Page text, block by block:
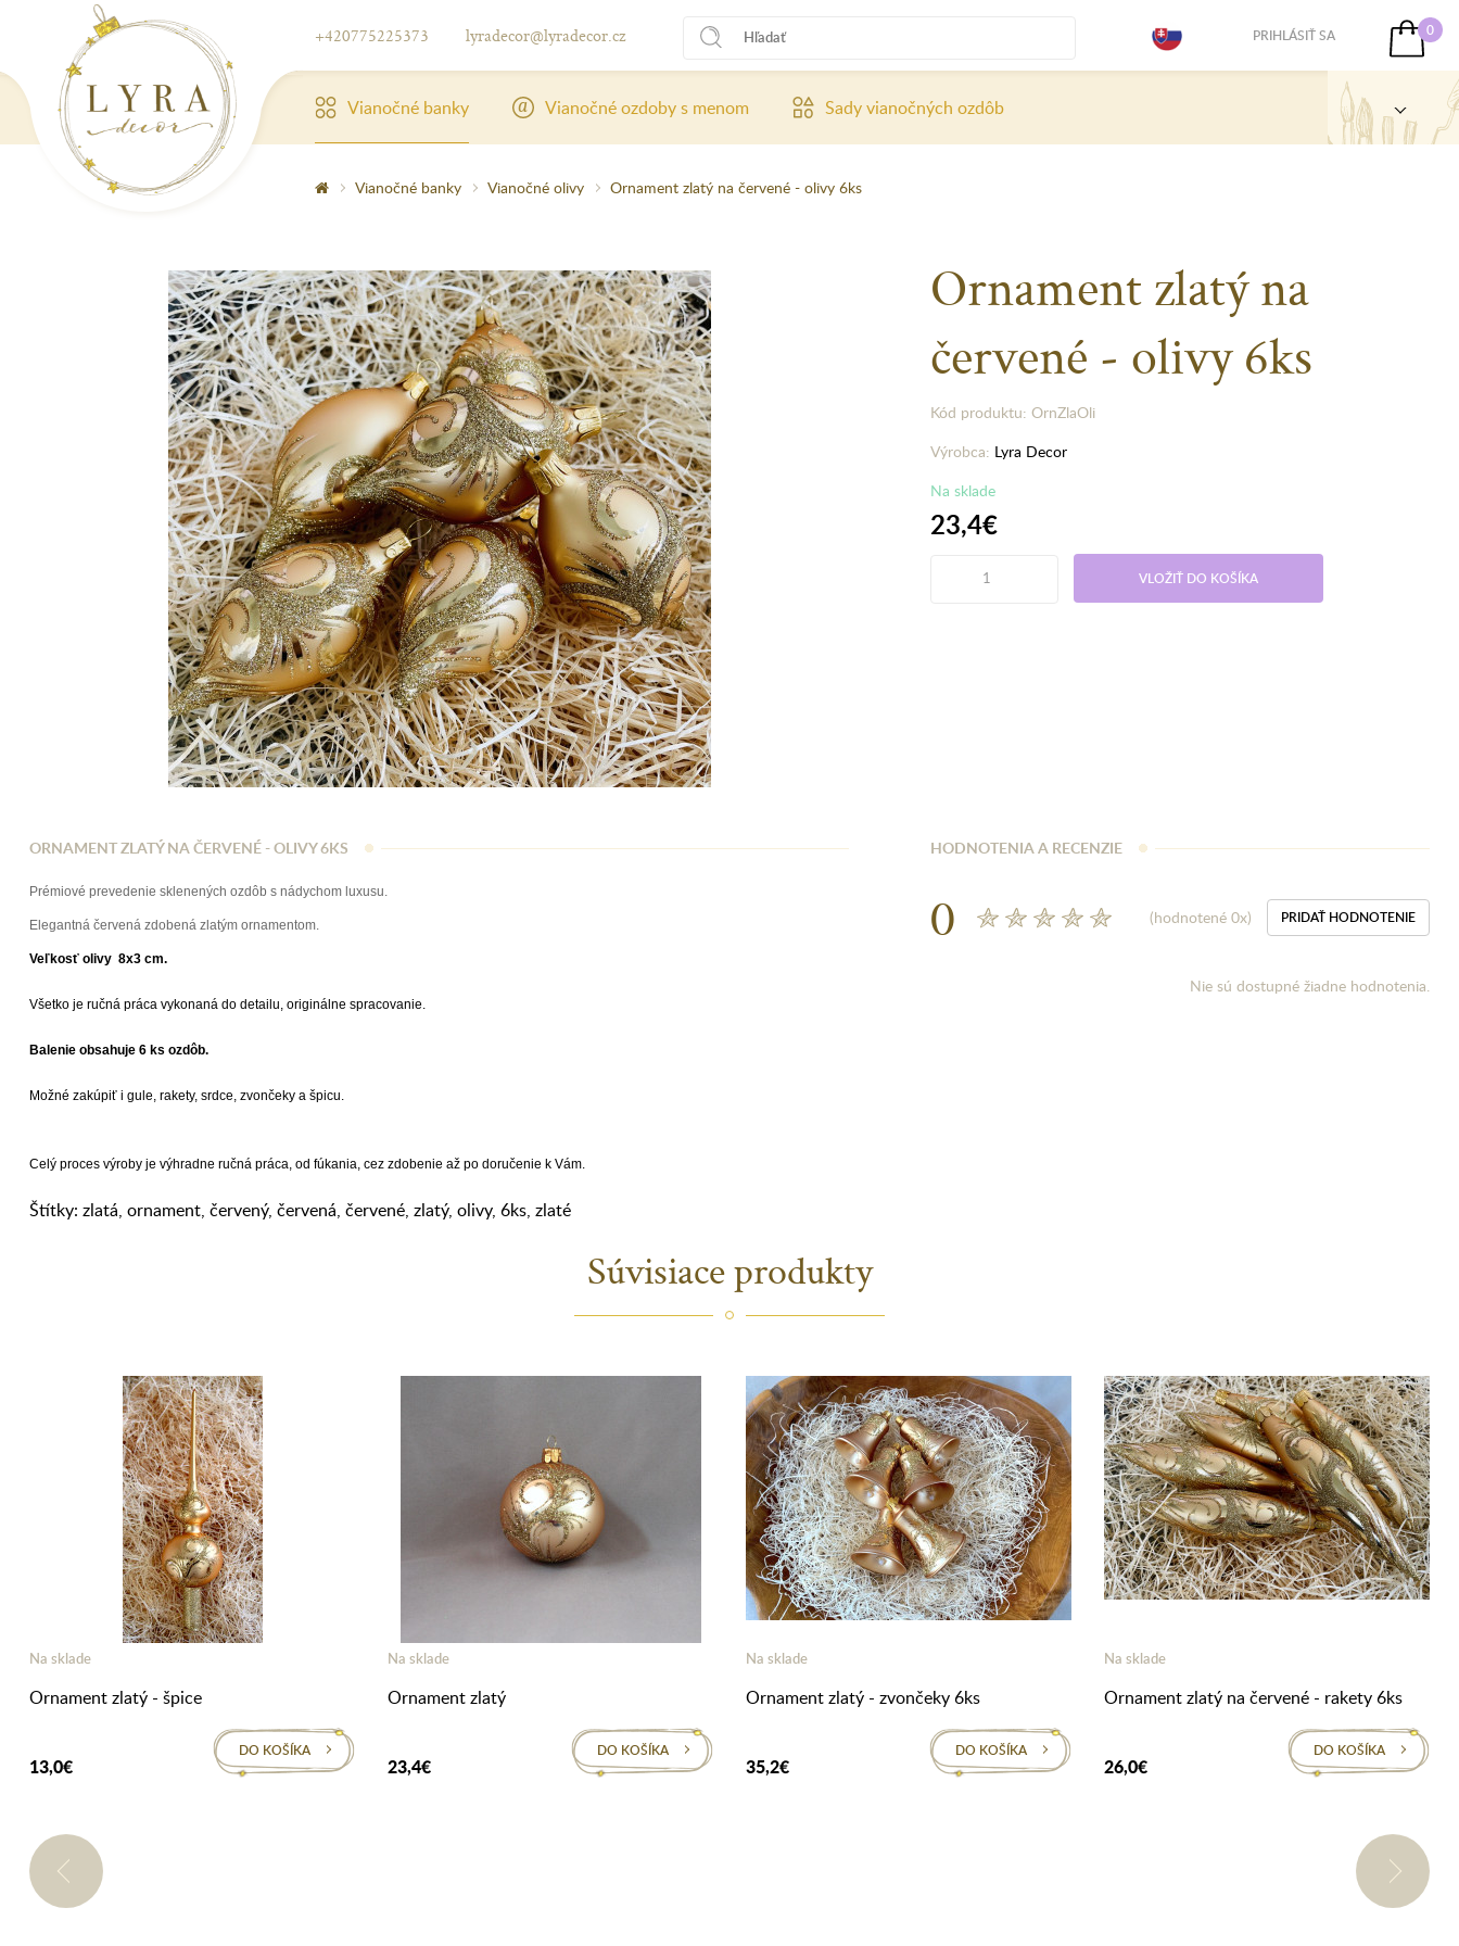
+420775225373 lyradecor@lyradecor.cz PRIHLÁSIŤ SA 0
Vianočné banky Vianočné ozdoby s menom Sady vianočných ozdôb
Vianočné banky Vianočné olivy Ornament zlatý na červené - olivy 6ks
Ornament zlatý na
červené - olivy 6ks
Kód produktu: OrnZlaOli
Výrobca: Lyra Decor
Na sklade
23,4€
VLOŽIŤ DO KOŠÍKA
ORNAMENT ZLATÝ NA ČERVENÉ - OLIVY 6KS
Prémiové prevedenie sklenených ozdôb s nádychom luxusu.
Elegantná červená zdobená zlatým ornamentom.
Veľkosť olivy 8x3 cm.
Všetko je ručná práca vykonaná do detailu, originálne spracovanie.
Balenie obsahuje 6 ks ozdôb.
Možné zakúpiť i gule, rakety, srdce, zvončeky a špicu.
Celý proces výroby je výhradne ručná práca, od fúkania, cez zdobenie až po doručenie k Vám.
Štítky: zlatá, ornament, červený, červená, červené, zlatý, olivy, 6ks, zlaté
HODNOTENIA A RECENZIE
0 (hodnotené 0x) PRIDAŤ HODNOTENIE
Nie sú dostupné žiadne hodnotenia.
Súvisiace produkty
Na sklade
Ornament zlatý - špice
13,0€
DO KOŠÍKA
Na sklade
Ornament zlatý
23,4€
DO KOŠÍKA
Na sklade
Ornament zlatý - zvončeky 6ks
35,2€
DO KOŠÍKA
Na sklade
Ornament zlatý na červené - rakety 6ks
26,0€
DO KOŠÍKA